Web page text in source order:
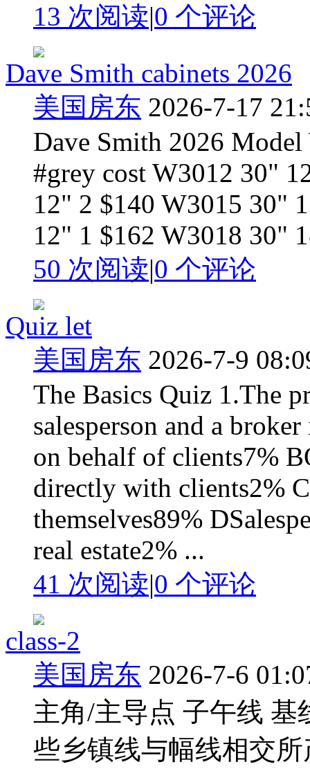
13 次阅读|0 个评论
Dave Smith cabinets 2026
美国房东 2026-7-17
Dave Smith 2026
#grey cost W3012 30"
12" 2 $140 W3015 30"
12" 1 $162 W3018 30"
50 次阅读|0 个评论
Quiz let
美国房东 2026-7-9
The Basics Quiz 1.The
salesperson and a
on behalf of clients7%
directly with clients2%
themselves89%
real estate2% ...
41 次阅读|0 个评论
class-2
美国房东 2026-7-6
主角/主导点 子午线
些乡镇线与幅线相交